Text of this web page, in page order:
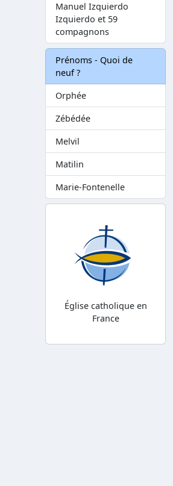
Manuel Izquierdo
Izquierdo et 59
compagnons
Prénoms - Quoi de
neuf ?
Orphée
Zébédée
Melvil
Matilin
Marie-Fontenelle
Église catholique en
France